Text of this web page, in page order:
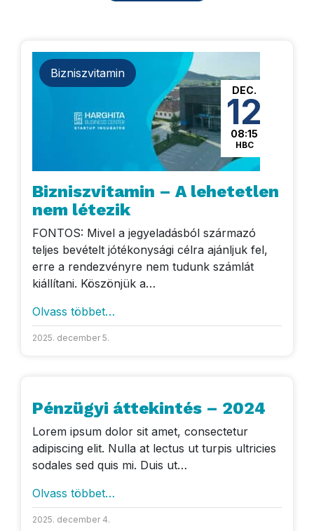
Bizniszvitamin
DEC.
12
08:15
HBC
Bizniszvitamin – A lehetetlen
nem létezik
FONTOS: Mivel a jegyeladásból származó
teljes bevételt jótékonysági célra ajánljuk fel,
erre a rendezvényre nem tudunk számlát
kiállítani. Köszönjük a…
Olvass többet…
2025. december 5.
Pénzügyi áttekintés – 2024
Lorem ipsum dolor sit amet, consectetur
adipiscing elit. Nulla at lectus ut turpis ultricies
sodales sed quis mi. Duis ut…
Olvass többet…
2025. december 4.